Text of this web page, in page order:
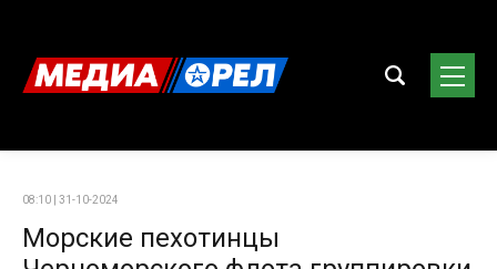
08:10 | 31-10-2024
Морские пехотинцы